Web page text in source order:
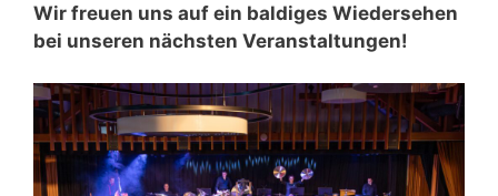
Wir freuen uns auf ein baldiges Wiedersehen
bei unseren nächsten Veranstaltungen!